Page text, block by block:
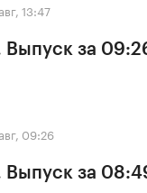
13:47
Выпуск за
09:26
Выпуск за